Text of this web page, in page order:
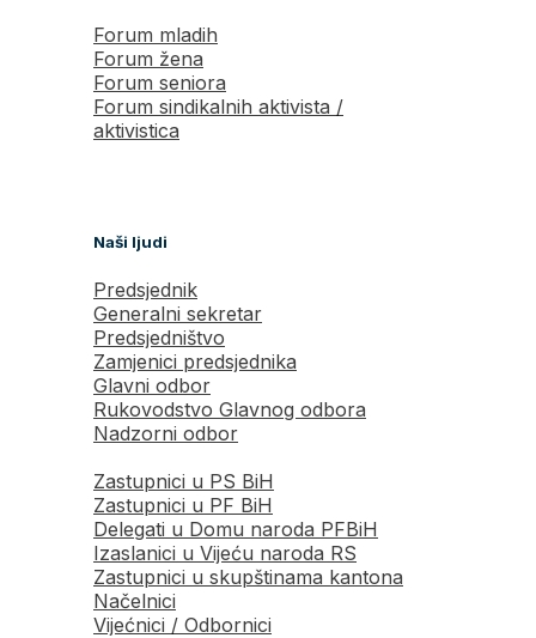
Forum mladih
Forum žena
Forum seniora
Forum sindikalnih aktivista /
aktivistica
Naši ljudi
Predsjednik
Generalni sekretar
Predsjedništvo
Zamjenici predsjednika
Glavni odbor
Rukovodstvo Glavnog odbora
Nadzorni odbor
Zastupnici u PS BiH
Zastupnici u PF BiH
Delegati u Domu naroda PFBiH
Izaslanici u Vijeću naroda RS
Zastupnici u skupštinama kantona
Načelnici
Vijećnici / Odbornici